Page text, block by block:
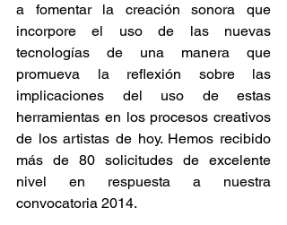
a fomentar la creación sonora que
incorpore el uso de las nuevas
tecnologías de una manera que
promueva la reflexión sobre las
implicaciones del uso de estas
herramientas en los procesos creativos
de los artistas de hoy. Hemos recibido
más de 80 solicitudes de excelente
nivel en respuesta a nuestra
convocatoria 2014.